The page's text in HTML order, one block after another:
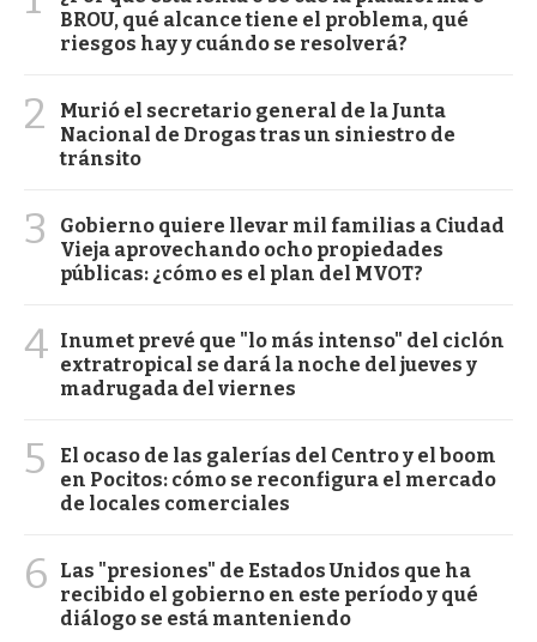
BROU, qué alcance tiene el problema, qué
riesgos hay y cuándo se resolverá?
2
Murió el secretario general de la Junta
Nacional de Drogas tras un siniestro de
tránsito
3
Gobierno quiere llevar mil familias a Ciudad
Vieja aprovechando ocho propiedades
públicas: ¿cómo es el plan del MVOT?
4 Inumet prevé que "lo más intenso" del ciclón
extratropical se dará la noche del jueves y
madrugada del viernes
5
El ocaso de las galerías del Centro y el boom
en Pocitos: cómo se reconfigura el mercado
de locales comerciales
6
Las "presiones" de Estados Unidos que ha
recibido el gobierno en este período y qué
diálogo se está manteniendo